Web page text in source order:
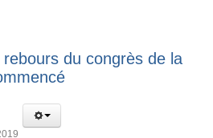
du congrès de la